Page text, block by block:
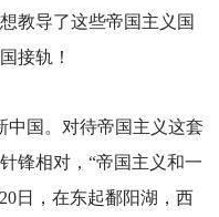
教导了这些帝国主义国
接轨！
中国。对待帝国主义这套
锋相对，“帝国主义和一
日，在东起鄱阳湖，西